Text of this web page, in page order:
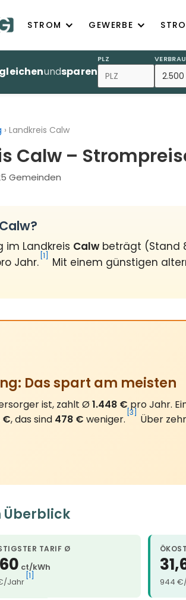
STROM GEWERBE
undsparen
PLZ
› Landkreis Calw
Calw –
Gemeinden
im Landkreis Calw beträgt (Stand
Jahr. [1] Mit einem günstigen
Das spart am meisten
ist, zahlt Ø1.448 €pro Jahr.
€, das sind 478 € weniger. [3]
Über
Überblick
TARIF Ø
ct/kWh
Jahr
[1]
944